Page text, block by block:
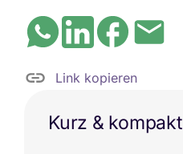
Kurz & kompakt
Link kopieren